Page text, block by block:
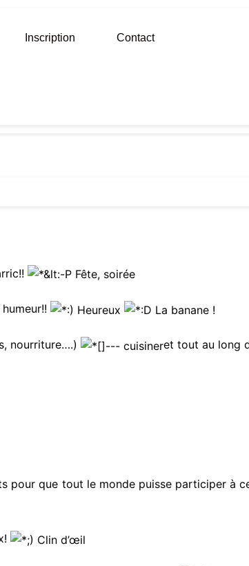
Inscription Contact
nourriture….) et tout au long
pour que tout le monde puisse participer à